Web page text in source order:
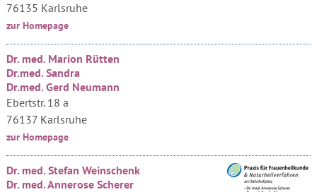
76135 Karlsruhe
zur Homepage
Dr. med. Marion Rütten
Dr.med. Sandra
Dr.med. Gerd Neumann
Ebertstr. 18 a
76137 Karlsruhe
zur Homepage
Dr. med. Stefan Weinschenk
Dr. med. Annerose Scherer